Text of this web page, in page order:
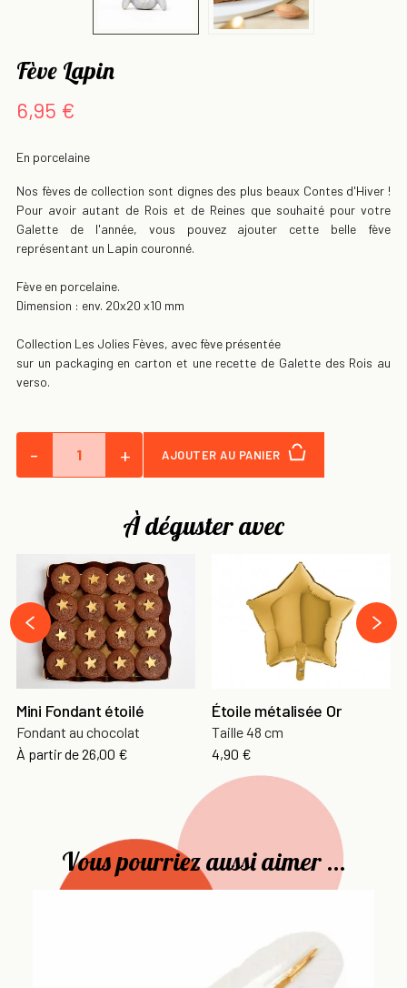
Fève Lapin
6,95 €
En porcelaine
Nos fèves de collection sont dignes des plus beaux Contes d'Hiver !
Pour avoir autant de Rois et de Reines que souhaité pour votre
Galette de l'année, vous pouvez ajouter cette belle fève
représentant un Lapin couronné.
Fève en porcelaine.
Dimension : env. 20x20 x10 mm
Collection Les Jolies Fèves, avec fève présentée
sur un packaging en carton et une recette de Galette des Rois au
verso.
- + AJOUTER AU PANIER
À déguster avec
Mini Fondant étoilé
Fondant au chocolat
À partir de26,00 €
Étoile métalisée Or
Taille 48 cm
4,90 €
‹
›
Vous pourriez aussi aimer ...